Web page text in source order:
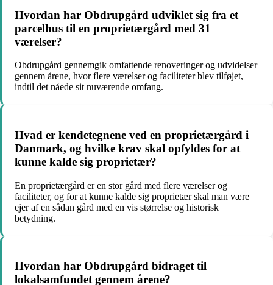
Hvordan har Obdrupgård udviklet sig fra et
parcelhus til en proprietærgård med 31
værelser?
Obdrupgård gennemgik omfattende renoveringer og udvidelser
gennem årene, hvor flere værelser og faciliteter blev tilføjet,
indtil det nåede sit nuværende omfang.
Hvad er kendetegnene ved en proprietærgård i
Danmark, og hvilke krav skal opfyldes for at
kunne kalde sig proprietær?
En proprietærgård er en stor gård med flere værelser og
faciliteter, og for at kunne kalde sig proprietær skal man være
ejer af en sådan gård med en vis størrelse og historisk
betydning.
Hvordan har Obdrupgård bidraget til
lokalsamfundet gennem årene?